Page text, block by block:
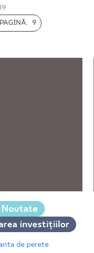
9
Noutate
investițiilor
de perete